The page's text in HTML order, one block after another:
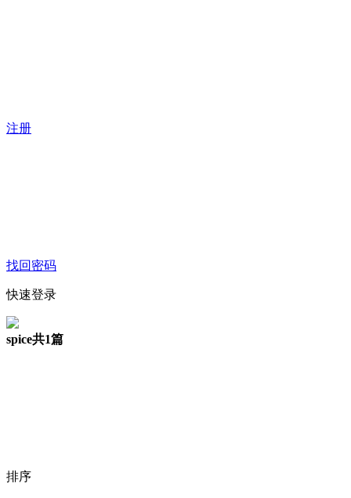
注册
找回密码
快速登录
spice共1篇
排序